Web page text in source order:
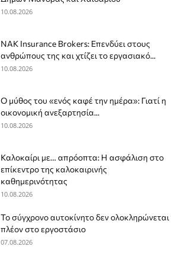
10.08.2026
NAK Insurance Brokers: Επενδύει στους
ανθρώπους της και χτίζει το εργασιακό...
10.08.2026
Ο μύθος του «ενός καφέ την ημέρα»: Γιατί η
οικονομική ανεξαρτησία...
10.08.2026
Καλοκαίρι με… απρόοπτα: Η ασφάλιση στο
επίκεντρο της καλοκαιρινής
καθημερινότητας
10.08.2026
Το σύγχρονο αυτοκίνητο δεν ολοκληρώνεται
πλέον στο εργοστάσιο
07.08.2026